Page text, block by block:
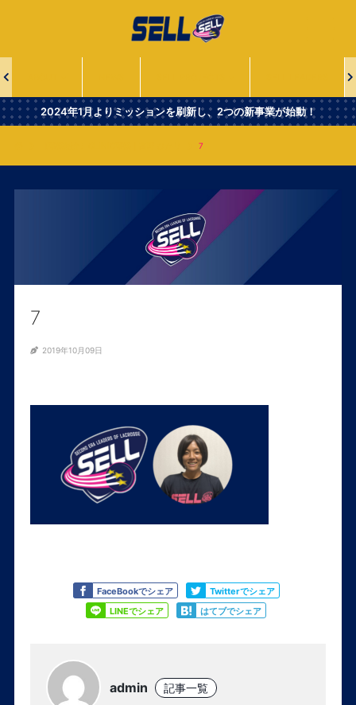
団
法
Second
Era
2024年1月よりミッションを刷新し、2つの新事業が始動！
7
7
2019年10月09日
FaceBookでシェア
Like Twitterでシェア
Tweet
LINEでシェア
Share はてブでシェア
Share
admin 記事一覧